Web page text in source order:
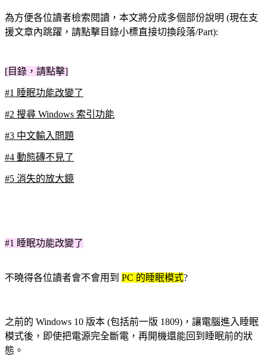
為方便各位讀者檢索閱讀，本文將分成多個部份說明 (現在支
援文章內跳躍，請點擊目錄小標直接切換段落/Part):
[目錄，請點擊]
#1 睡眠功能改變了
#2 搜尋 Windows 索引功能
#3 中文輸入問題
#4 動態磚不見了
#5 消失的放大鏡
#1 睡眠功能改變了
不曉得各位讀者會不會用到 PC 的睡眠模式?
之前的 Windows 10 版本 (包括前一版 1809)，讓電腦進入睡眠
模式後，即使把電源完全斷電，再開機還能回到睡眠前的狀
態。